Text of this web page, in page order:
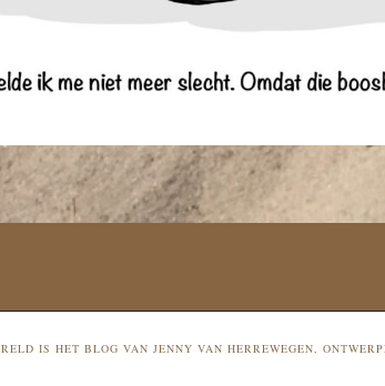
IS HET BLOG VAN JENNY VAN HERREWEGEN,